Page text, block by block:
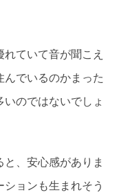
ていて音が聞こえ
んでいるのかまった
のではないでしょ
、安心感がありま
ョンも生まれそう